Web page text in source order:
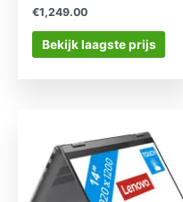
€1,249.00
Bekijk laagste prijs